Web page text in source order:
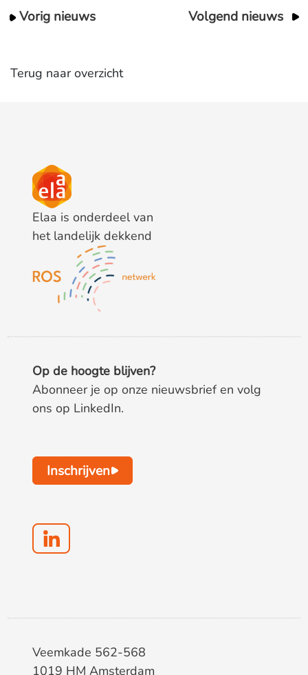
Vorig nieuws Volgend nieuws
Terug naar overzicht
Elaa is onderdeel van
het landelijk dekkend
Op de hoogte blijven?
Abonneer je op onze nieuwsbrief en volg
ons op LinkedIn.
Inschrijven
Veemkade 562-568
1019 HM Amsterdam